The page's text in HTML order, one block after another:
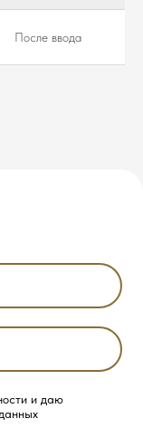
После ввода
и даю